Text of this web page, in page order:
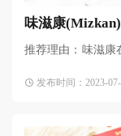
味滋康
推荐理由：味滋康
香，是日本国民级
发布时间：2023-